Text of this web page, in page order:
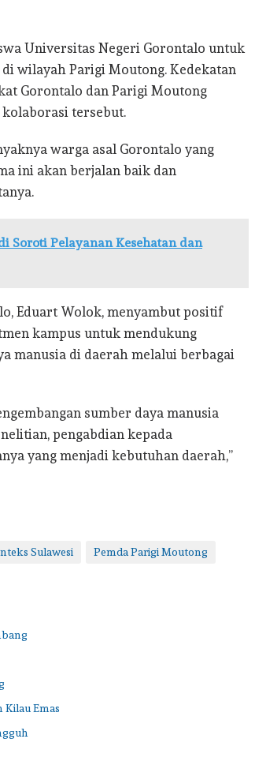
Universitas Negeri Gorontalo untuk
wilayah Parigi Moutong. Kedekatan
Gorontalo dan Parigi Moutong
tersebut.
warga asal Gorontalo yang
ini akan berjalan baik dan
Soroti Pelayanan Kesehatan dan
Eduart Wolok, menyambut positif
kampus untuk mendukung
manusia di daerah melalui berbagai
sumber daya manusia
pengabdian kepada
yang menjadi kebutuhan daerah,”
Sulawesi Pemda Parigi Moutong
Kilau Emas